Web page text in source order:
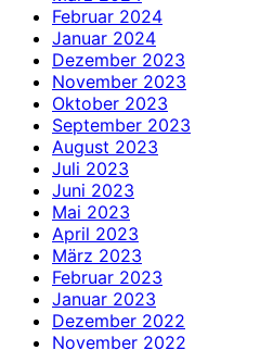
Februar 2024
Januar 2024
Dezember 2023
November 2023
Oktober 2023
September 2023
August 2023
Juli 2023
Juni 2023
Mai 2023
April 2023
März 2023
Februar 2023
Januar 2023
Dezember 2022
November 2022